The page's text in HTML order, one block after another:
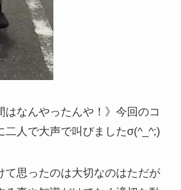
はなんやったんや！》今回のコ
二人で大声で叫びましたσ(^_^;)
て思ったのは大切なのはただが